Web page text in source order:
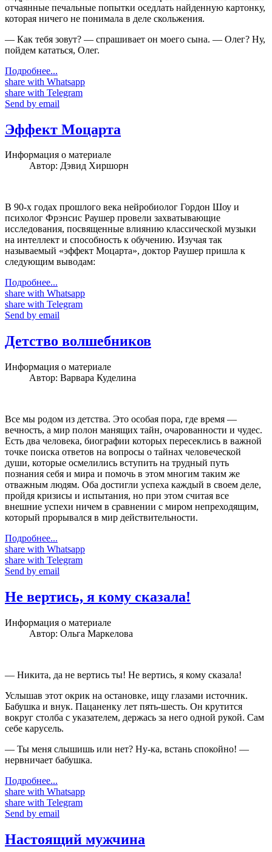
отчаянные печальные попытки оседлать найденную картонку,
которая ничего не понимала в деле скольжения.
— Как тебя зовут? — спрашивает он моего сына. — Олег? Ну,
пойдем кататься, Олег.
Подробнее...
share with Whatsapp
share with Telegram
Send by email
Эффект Моцарта
Информация о материале
Автор: Дэвид Хиршорн
В 90-х годах прошлого века нейробиолог Гордон Шоу и
психолог Фрэнсис Раушер провели захватывающие
исследования, посвященные влиянию классической музыки
на интеллект и способность к обучению. Изучая так
называемый «эффект Моцарта», доктор Раушер пришла к
следующим выводам:
Подробнее...
share with Whatsapp
share with Telegram
Send by email
Детство волшебников
Информация о материале
Автор: Варвара Куделина
Все мы родом из детства. Это особая пора, где время —
вечность, а мир полон манящих тайн, очарованности и чудес.
Есть два человека, биографии которых пересеклись в важной
точке поиска ответов на вопросы о тайнах человеческой
души, которые осмелились вступить на трудный путь
познания себя и мира и помочь в этом многим таким же
отважным людям. Оба достигли успеха каждый в своем деле,
пройдя кризисы и испытания, но при этом считая все
внешние успехи ничем в сравнении с миром непреходящим,
который прорывался в мир действительности.
Подробнее...
share with Whatsapp
share with Telegram
Send by email
Не вертись, я кому сказала!
Информация о материале
Автор: Ольга Маркелова
— Никита, да не вертись ты! Не вертись, я кому сказала!
Услышав этот окрик на остановке, ищу глазами источник.
Бабушка и внук. Пацаненку лет пять-шесть. Он крутится
вокруг столба с указателем, держась за него одной рукой. Сам
себе карусель.
— Ты меня слышишь или нет? Ну-ка, встань спокойно! —
нервничает бабушка.
Подробнее...
share with Whatsapp
share with Telegram
Send by email
Настоящий мужчина